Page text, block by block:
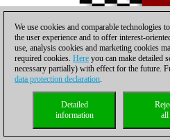
We use cookies and comparable technologies
the user experience and to offer interest-
use, analysis cookies and marketing cookies
required cookies. Here you can make detailed
necessary partially) with effect for the future.
data protection declaration.
all
Detailed
information